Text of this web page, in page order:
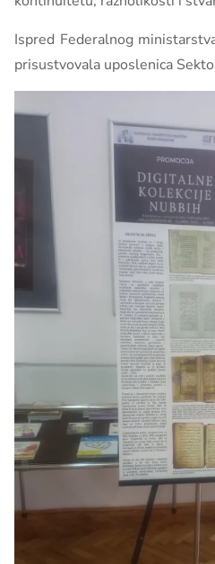
Ispred Federalnog
prisustvovala uposlenica